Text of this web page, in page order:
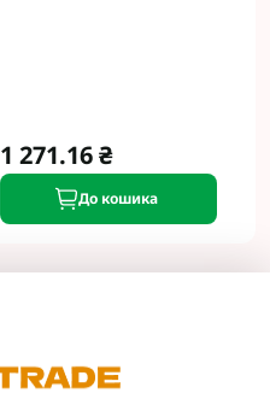
1 271.16 ₴
До кошика